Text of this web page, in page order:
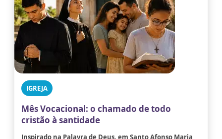
IGREJA
Mês Vocacional: o chamado de todo
cristão à santidade
Inspirado na Palavra de Deus, em Santo Afonso Maria